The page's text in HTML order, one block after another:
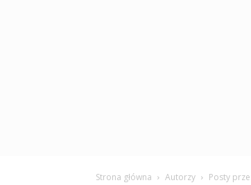
Strona główna Autorzy Posty